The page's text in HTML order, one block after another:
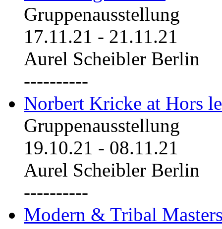
Gruppenausstellung
17.11.21 - 21.11.21
Aurel Scheibler Berlin
----------
Norbert Kricke at Hors
Gruppenausstellung
19.10.21 - 08.11.21
Aurel Scheibler Berlin
----------
Modern & Tribal